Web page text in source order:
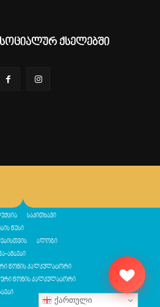
სოციალურ ქსელებში
საკითხავი
წესი
ბლოგი
ამბები
წონის კალკულატორი
წონის კალკულატორი
ქართული